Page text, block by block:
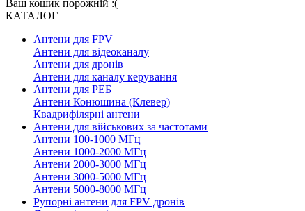
Ваш кошик порожній :(
КАТАЛОГ
Антени для FPV
Антени для відеоканалу
Антени для дронів
Антени для каналу керування
Антени для РЕБ
Антени Конюшина (Клевер)
Квадрифілярні антени
Антени для військових за частотами
Антени 100-1000 МГц
Антени 1000-2000 МГц
Антени 2000-3000 МГц
Антени 3000-5000 МГц
Антени 5000-8000 МГц
Рупорні антени для FPV дронів